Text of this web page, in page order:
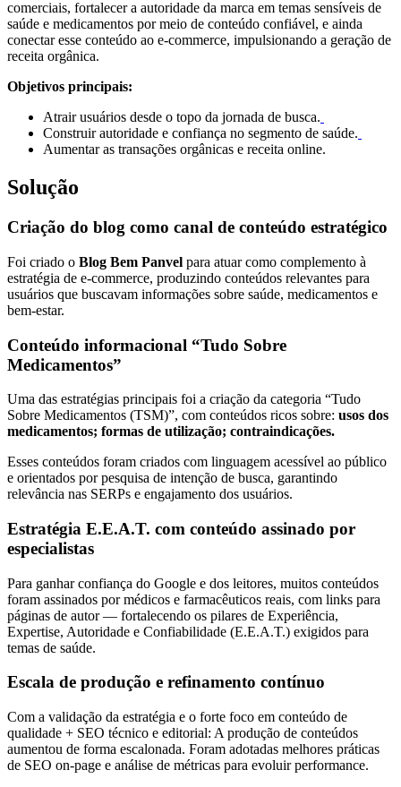
comerciais, fortalecer a autoridade da marca em temas sensíveis de
saúde e medicamentos por meio de conteúdo confiável, e ainda
conectar esse conteúdo ao e-commerce, impulsionando a geração de
receita orgânica.
Objetivos principais:
Atrair usuários desde o topo da jornada de busca.
Construir autoridade e confiança no segmento de saúde.
Aumentar as transações orgânicas e receita online.
Solução
Criação do blog como canal de conteúdo estratégico
Foi criado o Blog Bem Panvel para atuar como complemento à
estratégia de e-commerce, produzindo conteúdos relevantes para
usuários que buscavam informações sobre saúde, medicamentos e
bem-estar.
Conteúdo informacional “Tudo Sobre
Medicamentos”
Uma das estratégias principais foi a criação da categoria “Tudo
Sobre Medicamentos (TSM)”, com conteúdos ricos sobre: usos dos
medicamentos; formas de utilização; contraindicações.
Esses conteúdos foram criados com linguagem acessível ao público
e orientados por pesquisa de intenção de busca, garantindo
relevância nas SERPs e engajamento dos usuários.
Estratégia E.E.A.T. com conteúdo assinado por
especialistas
Para ganhar confiança do Google e dos leitores, muitos conteúdos
foram assinados por médicos e farmacêuticos reais, com links para
páginas de autor — fortalecendo os pilares de Experiência,
Expertise, Autoridade e Confiabilidade (E.E.A.T.) exigidos para
temas de saúde.
Escala de produção e refinamento contínuo
Com a validação da estratégia e o forte foco em conteúdo de
qualidade + SEO técnico e editorial: A produção de conteúdos
aumentou de forma escalonada. Foram adotadas melhores práticas
de SEO on-page e análise de métricas para evoluir performance.